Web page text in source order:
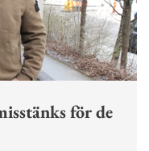
för de